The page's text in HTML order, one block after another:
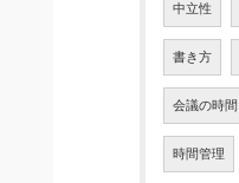
中立性
書き方
会議の時間
時間管理